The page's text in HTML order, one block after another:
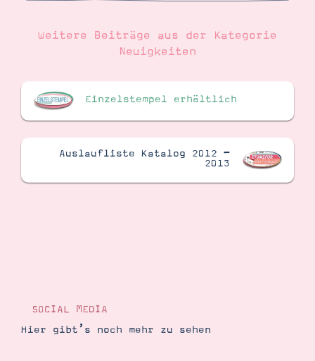
Weitere Beiträge aus der Kategorie
Neuigkeiten
Einzelstempel erhältlich
Auslaufliste Katalog 2012 –
2013
SOCIAL MEDIA
Hier gibt’s noch mehr zu sehen